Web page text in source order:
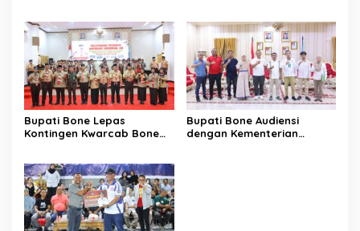
Bupati Bone Lepas
Kontingen Kwarcab Bone
Bupati Bone Audiensi
dengan Kementerian